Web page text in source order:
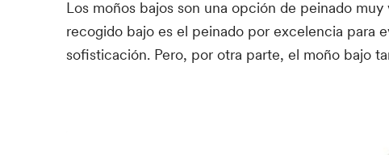
Los moños bajos son una opción de peinado
recogido bajo es el peinado por excelencia para
sofisticación. Pero, por otra parte, el moño bajo